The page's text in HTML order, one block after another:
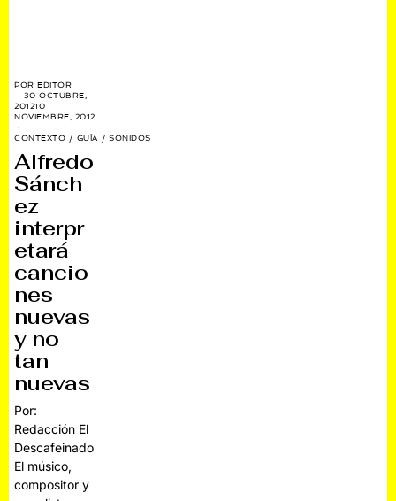
POREDITOR
30 OCTUBRE,
201210
NOVIEMBRE, 2012
CONTEXTO / GUÍA / SONIDOS
Alfredo
Sánch
ez
interpr
etará
cancio
nes
nuevas
y no
tan
nuevas
Por:
Redacción El
Descafeinado
El músico,
compositor y